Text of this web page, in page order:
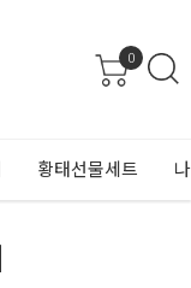
0
황태선물세트